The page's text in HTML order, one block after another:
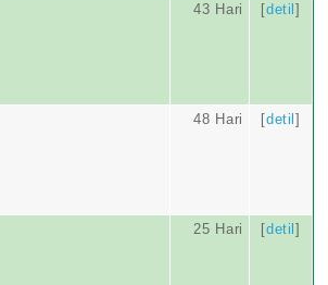
43 Hari [detil]
48 Hari [detil]
25 Hari [detil]